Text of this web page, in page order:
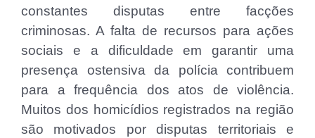
constantes disputas entre facções
criminosas. A falta de recursos para ações
sociais e a dificuldade em garantir uma
presença ostensiva da polícia contribuem
para a frequência dos atos de violência.
Muitos dos homicídios registrados na região
são motivados por disputas territoriais e